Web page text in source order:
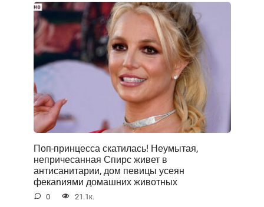
Поп-принцесса скатилась! Неумытая,
непричесанная Спирс живет в
антисанитарии, дом певицы усеян
фекаnиями домашних животных
0 21.1к.